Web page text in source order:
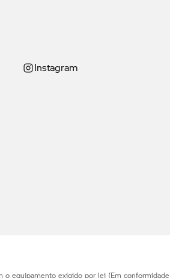
Instagram
o equipamento exigido por lei (Em